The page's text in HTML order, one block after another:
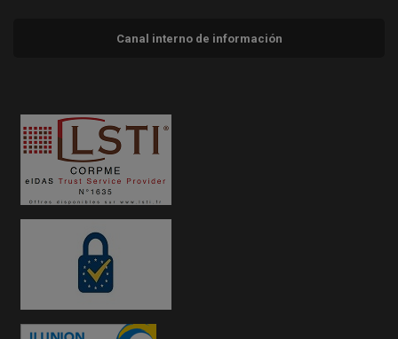
Canal interno de información